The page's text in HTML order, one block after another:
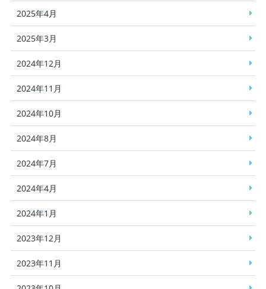
2025年4月
2025年3月
2024年12月
2024年11月
2024年10月
2024年8月
2024年7月
2024年4月
2024年1月
2023年12月
2023年11月